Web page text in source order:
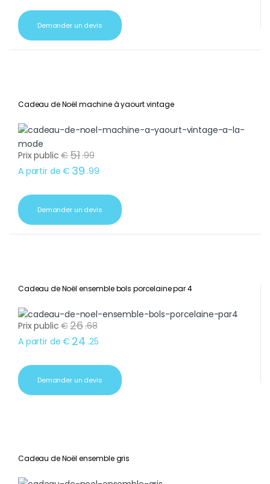
Demander un devis
Cadeau de Noël machine à yaourt vintage
Prix public €51.99
A partir de € 39 .99
Demander un devis
Cadeau de Noël ensemble bols porcelaine par 4
Prix public €26.68
A partir de € 24 .25
Demander un devis
Cadeau de Noël ensemble gris